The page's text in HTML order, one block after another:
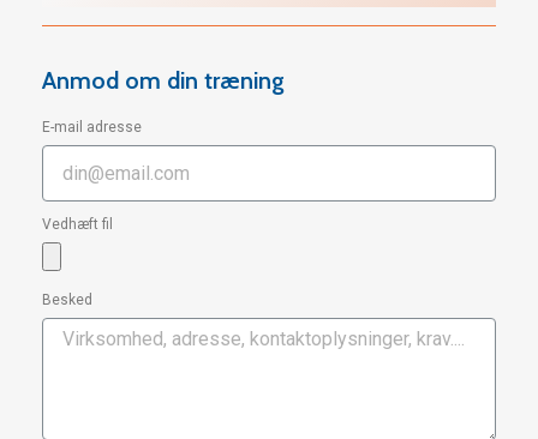
Anmod om din træning
E-mail adresse
Vedhæft fil
Besked